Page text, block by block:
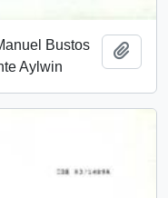
Bustos
Aylwin